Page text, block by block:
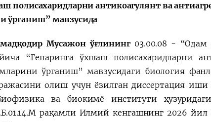
действии
полисахаридларни антикоагулянт ва
ўрганиш” мавзусида
Мусажон ўғлининг 03.00.08 - “Одам
“Гепаринга ўхшаш полисахаридларни
ўрганиш” мавзусидаги биология
олиш учун ёзилган диссертация
ва биокимё институти
рақамли Илмий кенгашнинг 2026